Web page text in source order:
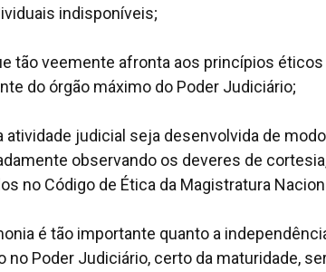
indisponíveis;
tão veemente afronta aos princípios
do órgão máximo do Poder Judiciário;
atividade judicial seja desenvolvida de
observando os deveres de
no Código de Ética da Magistratura
é tão importante quanto a
no Poder Judiciário, certo da maturidade,